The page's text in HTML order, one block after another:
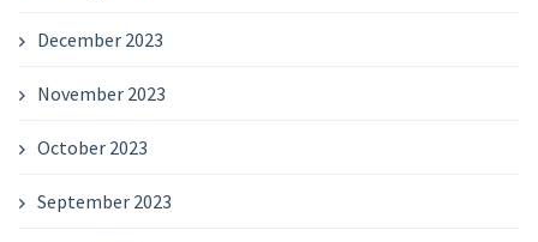
December 2023
November 2023
October 2023
September 2023